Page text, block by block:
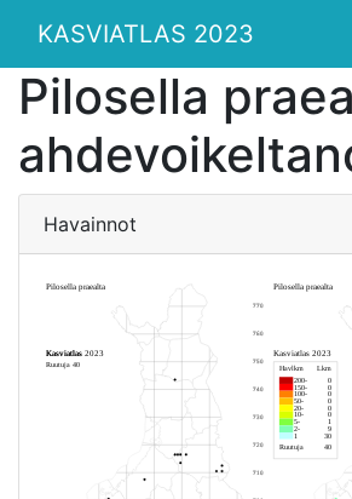
KASVIATLAS 2023
Pilosella
Havainnot